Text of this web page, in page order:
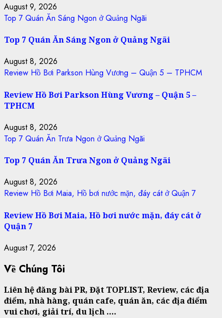
August 9, 2026
Top 7 Quán Ăn Sáng Ngon ở Quảng Ngãi
Top 7 Quán Ăn Sáng Ngon ở Quảng Ngãi
August 8, 2026
Review Hồ Bơi Parkson Hùng Vương – Quận 5 – TPHCM
Review Hồ Bơi Parkson Hùng Vương – Quận 5 –
TPHCM
August 8, 2026
Top 7 Quán Ăn Trưa Ngon ở Quảng Ngãi
Top 7 Quán Ăn Trưa Ngon ở Quảng Ngãi
August 8, 2026
Review Hồ Bơi Maia, Hồ bơi nước mặn, đáy cát ở Quận 7
Review Hồ Bơi Maia, Hồ bơi nước mặn, đáy cát ở
Quận 7
August 7, 2026
Về Chúng Tôi
Liên hệ đăng bài PR, Đặt TOPLIST, Review, các địa
điểm, nhà hàng, quán cafe, quán ăn, các địa điểm
vui chơi, giải trí, du lịch ….